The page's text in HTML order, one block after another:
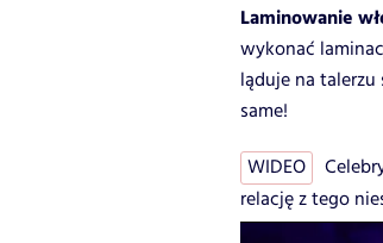
Laminowanie
wykonać
ląduje na talerzu
same!
WIDEO
relację z tego